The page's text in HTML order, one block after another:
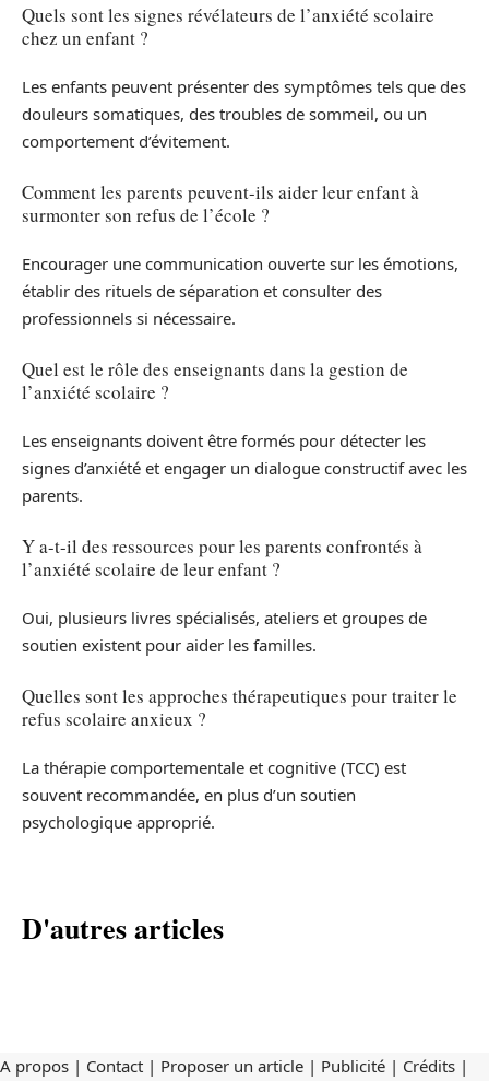
Quels sont les signes révélateurs de l’anxiété scolaire
chez un enfant ?
Les enfants peuvent présenter des symptômes tels que des
douleurs somatiques, des troubles de sommeil, ou un
comportement d’évitement.
Comment les parents peuvent-ils aider leur enfant à
surmonter son refus de l’école ?
Encourager une communication ouverte sur les émotions,
établir des rituels de séparation et consulter des
professionnels si nécessaire.
Quel est le rôle des enseignants dans la gestion de
l’anxiété scolaire ?
Les enseignants doivent être formés pour détecter les
signes d’anxiété et engager un dialogue constructif avec les
parents.
Y a-t-il des ressources pour les parents confrontés à
l’anxiété scolaire de leur enfant ?
Oui, plusieurs livres spécialisés, ateliers et groupes de
soutien existent pour aider les familles.
Quelles sont les approches thérapeutiques pour traiter le
refus scolaire anxieux ?
La thérapie comportementale et cognitive (TCC) est
souvent recommandée, en plus d’un soutien
psychologique approprié.
D'autres articles
A propos | Contact | Proposer un article | Publicité | Crédits |